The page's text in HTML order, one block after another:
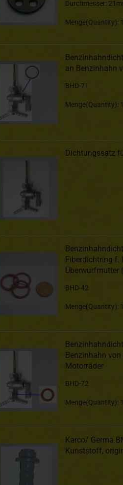
Durchmesser:
Menge(Quantity):
an Benzinhahn
BHD-71
Menge(Quantity):
Dichtungssatz
Fiberdichtring f.
Überwurfmutter
BHD-42
Menge(Quantity):
Benzinhahn
Motorräder
BHD-72
Menge(Quantity):
Karco/ Germa
Kunststoff,